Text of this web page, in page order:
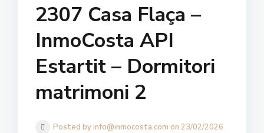
2307 Casa Flaça –
InmoCosta API
Estartit – Dormitori
matrimoni 2
Posted by info@inmocosta.com on 23/02/2026